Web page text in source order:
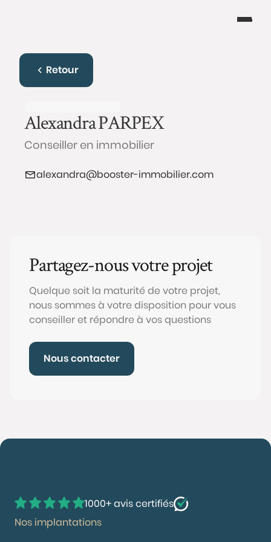
Retour
AlexandraPARPEX
Conseiller en immobilier
alexandra@booster-immobilier.com
Partagez-nous votre projet
Quelque soit la maturité de votre projet,
nous sommes à votre disposition pour vous
conseiller et répondre à vos questions
Nous contacter
1000+ avis certifiés
Nos implantations